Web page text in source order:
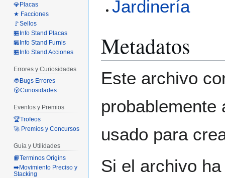
Jardinería
Metadatos
Este archivo
probablemente
usado para
Si el archivo
💎Placas
★ Facciones
🚩Sellos
🏪Info Stand Placas
🏪Info Stand Furnis
🏪Info Stand Acciones
Errores y Curiosidades
🐞Bugs Errores
😮Curiosidades
Eventos y Premios
🏆Trofeos
🚀 Premios y Concursos
Guía y Utilidades
📙Terminos Origins
➡️Movimiento Preciso y
Stacking